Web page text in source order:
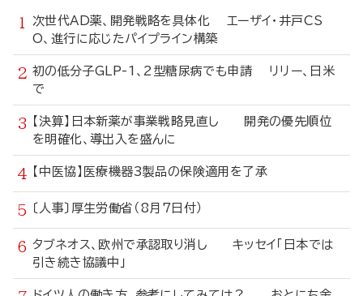
次世代AD薬、開発戦略を具体化 エーザイ・井戸CS
O、進行に応じたパイプライン構築
初の低分子GLP-1、2型糖尿病でも申請 リリー、日米
で
【決算】日本新薬が事業戦略見直し 開発の優先順位
を明確化、導出入を盛んに
【中医協】医療機器3製品の保険適用を了承
〔人事〕厚生労働省（8月7日付）
タブネオス、欧州で承認取り消し キッセイ「日本では
引き続き協議中」